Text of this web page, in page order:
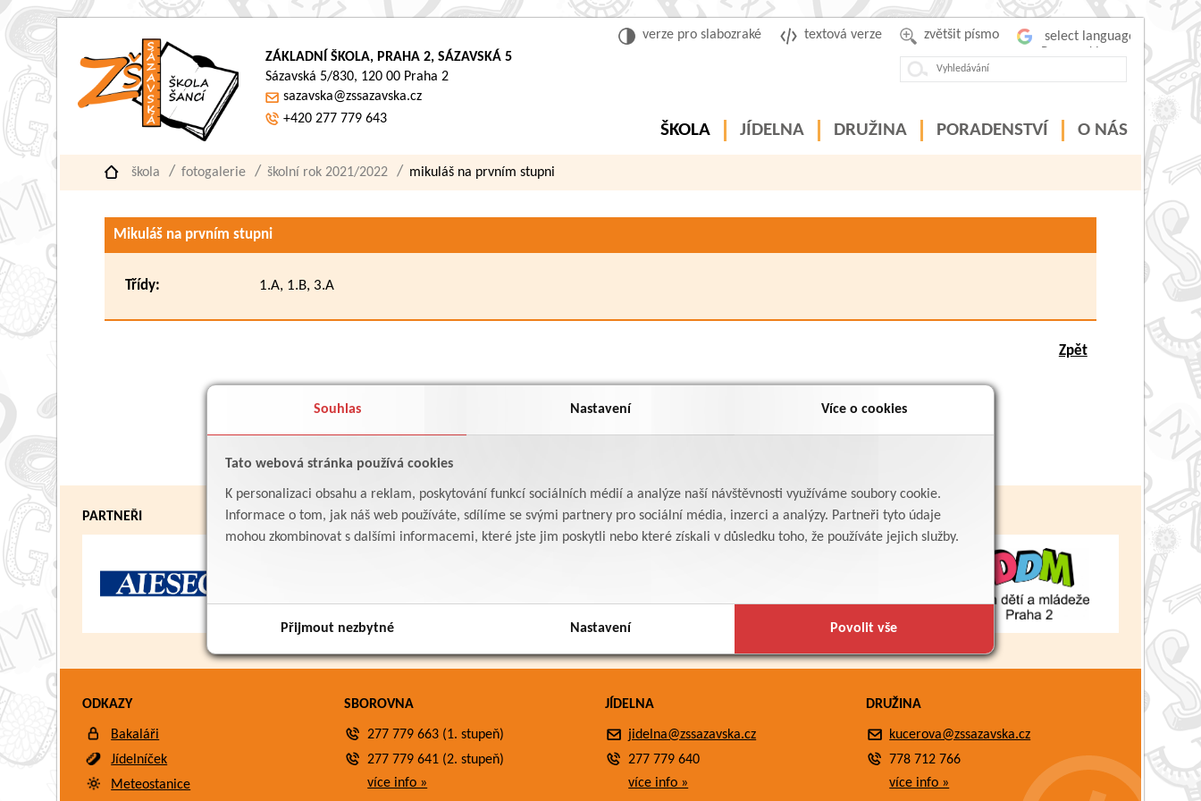
Souhlas Nastavení Více o cookies
Tato webová stránka používá cookies
K personalizaci obsahu a reklam, poskytování funkcí sociálních médií a analýze naší návštěvnosti využíváme soubory cookie.
Informace o tom, jak náš web používáte, sdílíme se svými partnery pro sociální média, inzerci a analýzy. Partneři tyto údaje
mohou zkombinovat s dalšími informacemi, které jste jim poskytli nebo které získali v důsledku toho, že používáte jejich služby.
Přijmout nezbytné Nastavení Povolit vše
zvětšit písmo
textová verze
verze pro slabozraké
ZÁKLADNÍ ŠKOLA, PRAHA 2, SÁZAVSKÁ 5
Sázavská 5/830, 120 00 Praha 2
sazavska@zssazavska.cz
+420 277 779 643
ŠKOLA JÍDELNA DRUŽINA PORADENSTVÍ O NÁS
škola fotogalerie školní rok 2021/2022 mikuláš na prvním stupni
Mikuláš na prvním stupni
Třídy: 1.A, 1.B, 3.A
Zpět
PARTNEŘI
ODKAZY
Bakaláři
Jídelníček
Meteostanice
SBOROVNA
277 779 663 (1. stupeň)
277 779 641 (2. stupeň)
více info »
JÍDELNA
jidelna@zssazavska.cz
277 779 640
více info »
DRUŽINA
kucerova@zssazavska.cz
778 712 766
více info »